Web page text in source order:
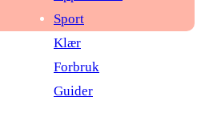
Sport
Klær
Forbruk
Guider